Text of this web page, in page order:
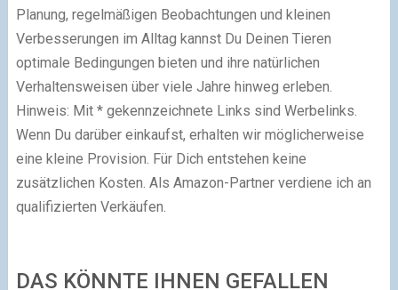
DAS KÖNNTE IHNEN GEFALLEN